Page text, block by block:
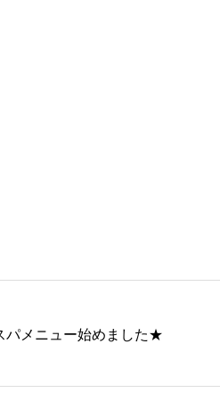
パメニュー始めました★